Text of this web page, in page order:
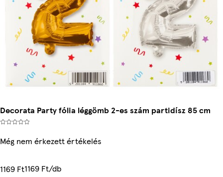
Decorata Party fólia léggömb 2-es szám partidísz 85 cm
Még nem érkezett értékelés
1169 Ft1169 Ft/db